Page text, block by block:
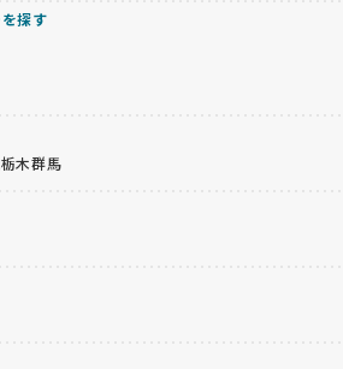
探す
栃木群馬